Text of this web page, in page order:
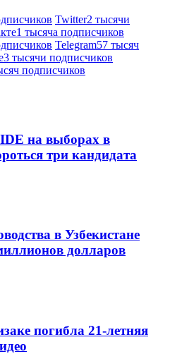
Twitter2 тысячи
1 тысяча подписчиков
Telegram57 тысяч
3 тысячи подписчиков
подписчиков
на выборах в
три кандидата
в Узбекистане
долларов
погибла 21-летняя